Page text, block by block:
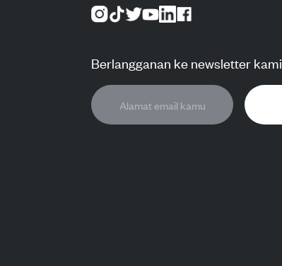
Berlangganan ke newsletter kami